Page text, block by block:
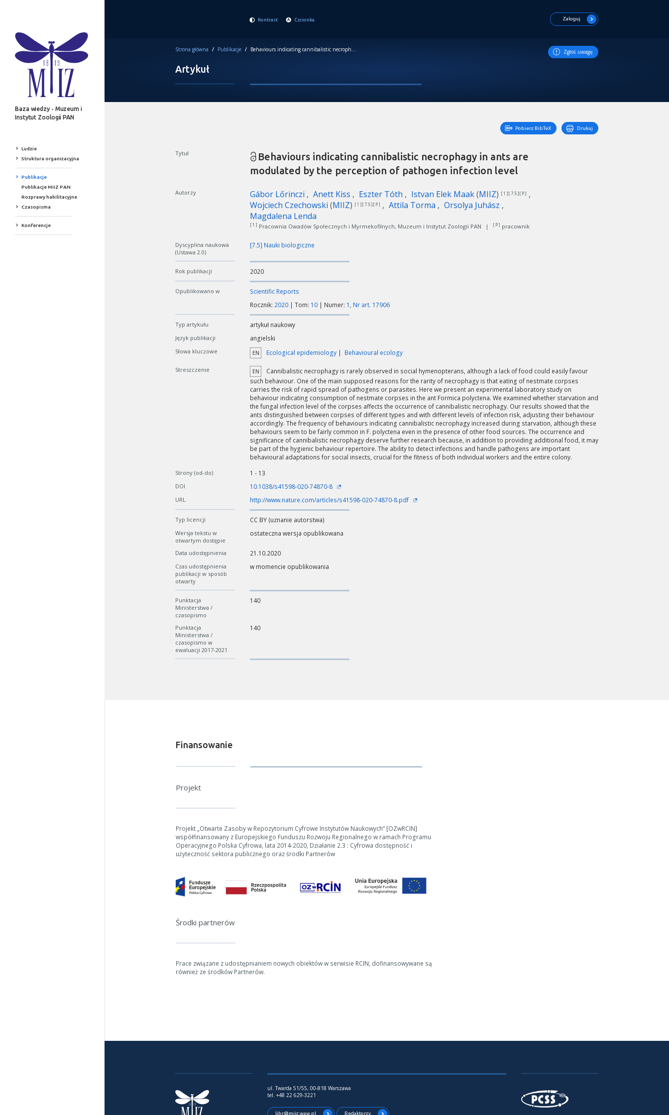
Baza wiedzy - Muzeum i
Instytut Zoologii PAN
Ludzie
Struktura organizacyjna
Publikacje
Publikacje MiIZ PAN
Rozprawy habilitacyjne
Czasopisma
Konferencje
Kontrast Czcionka Zaloguj
Strona główna / Publikacje / Behaviours indicating cannibalistic necrophagy in ants are modulated by the perception of pathogen infection level Zgłoś uwagę
Artykuł
Pobierz BibTeX Drukuj
Tytuł
Behaviours indicating cannibalistic necrophagy in ants are
modulated by the perception of pathogen infection level
Autorzy Gábor Lőrinczi Anett Kiss Eszter Tóth Istvan Elek Maak(MIIZ) [ 1 ][ 7.5 ][ P ]
Wojciech Czechowski (MIIZ) [ 1 ][ 7.5 ][ P ] Attila Torma
Orsolya Juhász
Magdalena Lenda
[ 1 ] Pracownia Owadów Społecznych i Myrmekofilnych, Muzeum i Instytut Zoologii PAN | [ P ] pracownik
Dyscyplina naukowa
(Ustawa 2.0)
[7.5] Nauki biologiczne
Rok publikacji 2020
Opublikowano w
Scientific Reports
Rocznik: 2020 | Tom: 10 | Numer: 1, Nr art. 17906
Typ artykułu artykuł naukowy
Język publikacji angielski
Słowa kluczowe EN Ecological epidemiology Behavioural ecology
Streszczenie EN
Cannibalistic necrophagy is rarely observed in social hymenopterans, although a lack of food could easily favour
such behaviour. One of the main supposed reasons for the rarity of necrophagy is that eating of nestmate corpses
carries the risk of rapid spread of pathogens or parasites. Here we present an experimental laboratory study on
behaviour indicating consumption of nestmate corpses in the ant Formica polyctena. We examined whether starvation and
the fungal infection level of the corpses affects the occurrence of cannibalistic necrophagy. Our results showed that the
ants distinguished between corpses of different types and with different levels of infection risk, adjusting their behaviour
accordingly. The frequency of behaviours indicating cannibalistic necrophagy increased during starvation, although these
behaviours seem to be fairly common in F. polyctena even in the presence of other food sources. The occurrence and
significance of cannibalistic necrophagy deserve further research because, in addition to providing additional food, it may
be part of the hygienic behaviour repertoire. The ability to detect infections and handle pathogens are important
behavioural adaptations for social insects, crucial for the fitness of both individual workers and the entire colony.
Strony (od-do) 1 - 13
DOI 10.1038/s41598-020-74870-8
URL http://www.nature.com/articles/s41598-020-74870-8.pdf
Typ licencji CC BY (uznanie autorstwa)
Wersja tekstu w
otwartym dostępie
ostateczna wersja opublikowana
Data udostępnienia 21.10.2020
Czas udostępnienia
publikacji w sposób
otwarty
w momencie opublikowania
Punktacja
Ministerstwa /
czasopismo
140
Punktacja
Ministerstwa /
czasopismo w
ewaluacji 2017-2021
140
Finansowanie
Projekt
Projekt „Otwarte Zasoby w Repozytorium Cyfrowe Instytutów Naukowych” [OZwRCIN]
współfinansowany z Europejskiego Funduszu Rozwoju Regionalnego w ramach Programu
Operacyjnego Polska Cyfrowa, lata 2014-2020, Działanie 2.3 : Cyfrowa dostępność i
użyteczność sektora publicznego oraz środki Partnerów
Środki partnerów
Prace związane z udostępnianiem nowych obiektów w serwisie RCIN, dofinansowywane są
również ze środków Partnerów.
ul. Twarda 51/55, 00-818 Warszawa
tel. +48 22 629-3221
libr@miiz.waw.pl Redaktorzy